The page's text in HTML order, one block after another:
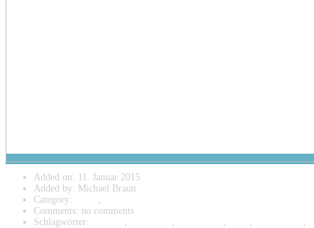
Added on: 11. Januar 2015
Added by: Michael Braun
Category:
,
Comments: no comments
Schlagwörter:
, , , ,
,